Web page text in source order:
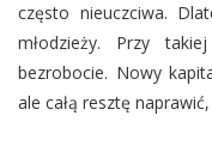
często nieuczciwa.
młodzieży. Przy
bezrobocie. Nowy
ale całą resztę